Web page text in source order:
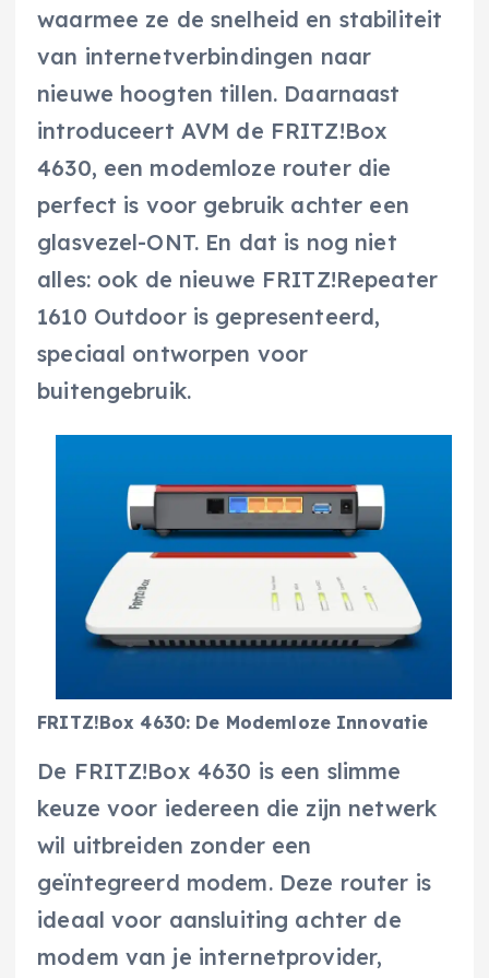
waarmee ze de snelheid en stabiliteit
van internetverbindingen naar
nieuwe hoogten tillen. Daarnaast
introduceert AVM de FRITZ!Box
4630, een modemloze router die
perfect is voor gebruik achter een
glasvezel-ONT. En dat is nog niet
alles: ook de nieuwe FRITZ!Repeater
1610 Outdoor is gepresenteerd,
speciaal ontworpen voor
buitengebruik.
FRITZ!Box 4630: De Modemloze Innovatie
De FRITZ!Box 4630 is een slimme
keuze voor iedereen die zijn netwerk
wil uitbreiden zonder een
geïntegreerd modem. Deze router is
ideaal voor aansluiting achter de
modem van je internetprovider,